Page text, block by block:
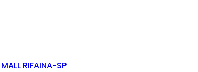
MALL RIFAINA-SP